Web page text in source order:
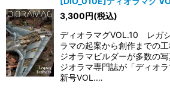
3,300円(税込)
ディオラマグVOL.10 レガ
ラマの起案から創作までの
ジオラマビルダーが多数の
ジオラマ専門誌が「ディオ
新号VOL.…